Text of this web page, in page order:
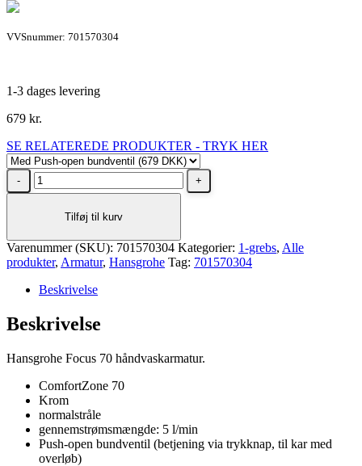
VVSnummer: 701570304
1-3 dages levering
679 kr.
SE RELATEREDE PRODUKTER - TRYK HER
Hansgrohe
Focus
håndvaskarmatur
Push-
open
antal
Tilføj til kurv
Varenummer (SKU): 701570304 Kategorier: 1-grebs, Alle
produkter, Armatur, Hansgrohe Tag: 701570304
Beskrivelse
Beskrivelse
Hansgrohe Focus 70 håndvaskarmatur.
ComfortZone 70
Krom
normalstråle
gennemstrømsmængde: 5 l/min
Push-open bundventil (betjening via trykknap, til kar med
overløb)